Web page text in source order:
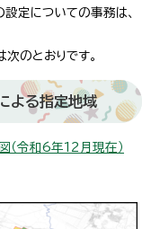
定についての事務は、
のとおりです。
よる指定地域
（令和6年12月現在）